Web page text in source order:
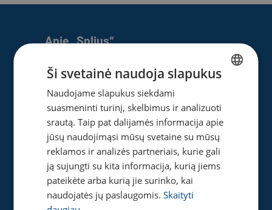
Apie „Splius“
Naujienos
Karjera
Privatumo ir slapukų politika
Naudinga
Gaukite pasiūlymą
Tinklaraštis
ENGLISH
Ši svetainė naudoja slapukus
Naudojame slapukus siekdami
suasmeninti turinį, skelbimus ir analizuoti
srautą. Taip pat dalijamės informacija apie
jūsų naudojimąsi mūsų svetaine su mūsų
reklamos ir analizės partneriais, kurie gali
ją sujungti su kita informacija, kurią jiems
pateikėte arba kurią jie surinko, kai
naudojatės jų paslaugomis. Skaityti